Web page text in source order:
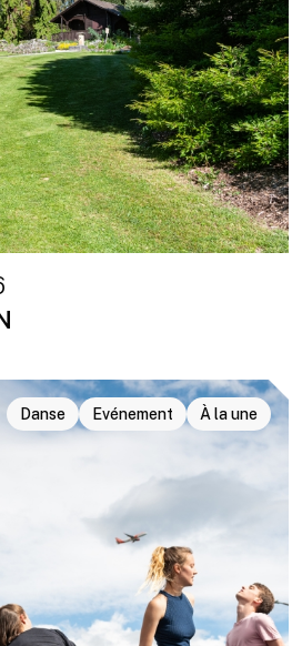
Danse Evénement À la une